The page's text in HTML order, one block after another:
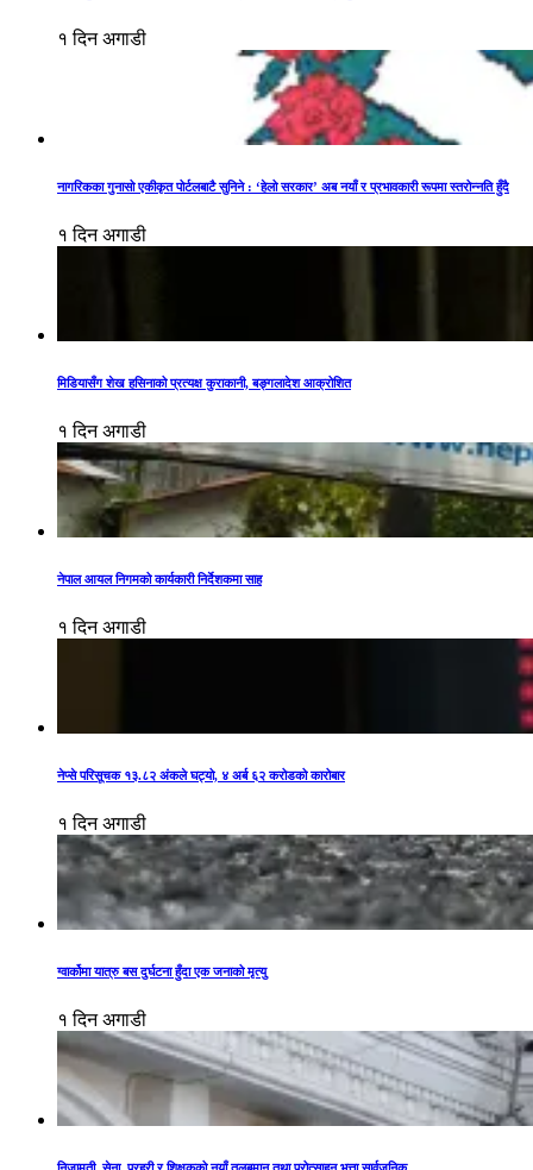
१ दिन अगाडी
नागरिकका गुनासो एकीकृत पोर्टलबाटै सुनिने : ‘हेलो सरकार’ अब नयाँ र प्रभावकारी रूपमा स्तरोन्नति हुँदै
१ दिन अगाडी
मिडियासँग शेख हसिनाको प्रत्यक्ष कुराकानी, बङ्गलादेश आक्रोशित
१ दिन अगाडी
नेपाल आयल निगमको कार्यकारी निर्देशकमा साह
१ दिन अगाडी
नेप्से परिसूचक १३.८२ अंकले घट्यो, ४ अर्ब ६२ करोडको कारोबार
१ दिन अगाडी
ग्वार्कोमा यात्रु बस दुर्घटना हुँदा एक जनाको मृत्यु
१ दिन अगाडी